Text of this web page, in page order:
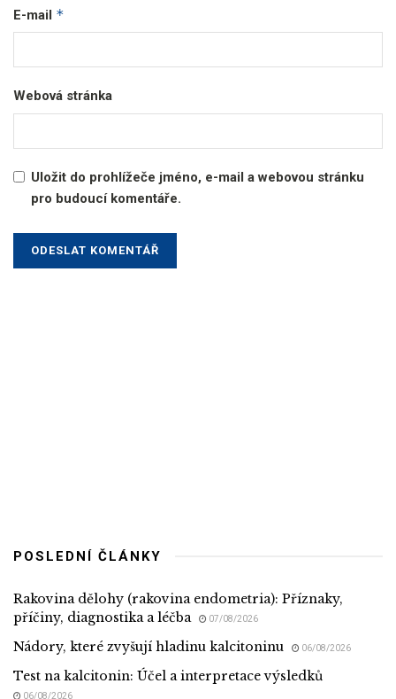
E-mail *
Webová stránka
Uložit do prohlížeče jméno, e-mail a webovou stránku
pro budoucí komentáře.
POSLEDNÍ ČLÁNKY
Rakovina dělohy (rakovina endometria): Příznaky,
příčiny, diagnostika a léčba
07/08/2026
Nádory, které zvyšují hladinu kalcitoninu 06/08/2026
Test na kalcitonin: Účel a interpretace výsledků
06/08/2026